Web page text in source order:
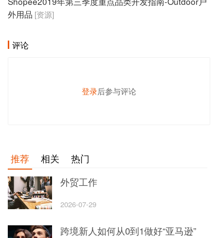
外用品 [资源]
评论
登录后参与评论
推荐 相关
热门
外贸工作
2026-07-29
跨境新人如何从0到1做好“亚马逊”